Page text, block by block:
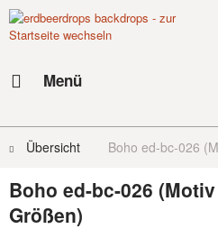
Menü
Übersicht Boho ed-bc-026
Boho ed-bc-026
Größen)